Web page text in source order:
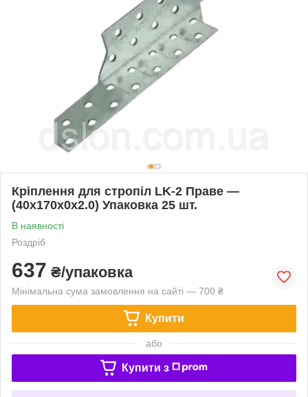
Кріплення для стропіл LK-2 Праве —
(40х170х0х2.0) Упаковка 25 шт.
В наявності
Роздріб
637 ₴/упаковка
Мінімальна сума замовлення на сайті — 700 ₴
Купити
або
Купити з